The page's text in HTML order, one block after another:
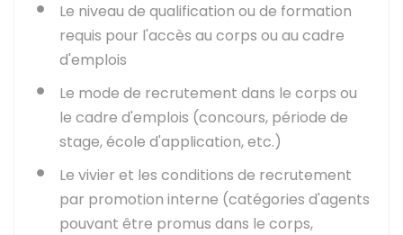
Le niveau de qualification ou de formation
requis pour l'accès au corps ou au cadre
d'emplois
Le mode de recrutement dans le corps ou
le cadre d'emplois (concours, période de
stage, école d'application, etc.)
Le vivier et les conditions de recrutement
par promotion interne (catégories d'agents
pouvant être promus dans le corps,